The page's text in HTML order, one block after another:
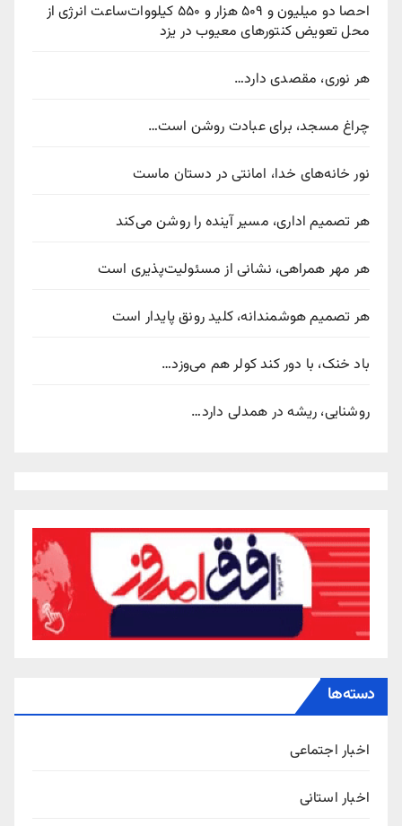
احصا دو میلیون و ۵۰۹ هزار و ۵۵۰ کیلووات‌ساعت انرژی از
محل تعویض کنتورهای معیوب در یزد
هر نوری، مقصدی دارد…
چراغ مسجد، برای عبادت روشن است…
نور خانه‌های خدا، امانتی در دستان ماست
هر تصمیم اداری، مسیر آینده را روشن می‌کند
هر مهر همراهی، نشانی از مسئولیت‌پذیری است
هر تصمیم هوشمندانه، کلید رونق پایدار است
باد خنک، با دور کند کولر هم می‌وزد…
روشنایی، ریشه در همدلی دارد…
دسته‌ها
اخبار اجتماعی
اخبار استانی